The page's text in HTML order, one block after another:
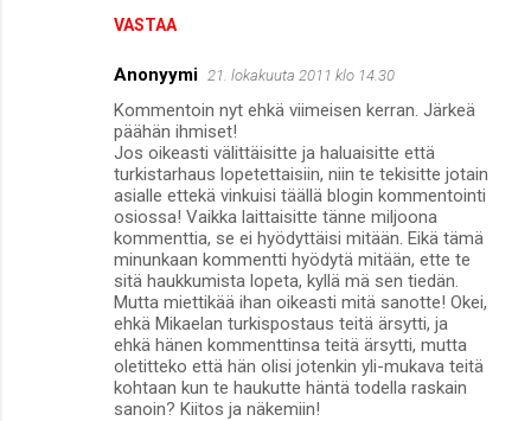
VASTAA
Anonyymi 21. lokakuuta 2011 klo 14.30
Kommentoin nyt ehkä viimeisen kerran. Järkeä
päähän ihmiset!
Jos oikeasti välittäisitte ja haluaisitte että
turkistarhaus lopetettaisiin, niin te tekisitte jotain
asialle ettekä vinkuisi täällä blogin kommentointi
osiossa! Vaikka laittaisitte tänne miljoona
kommenttia, se ei hyödyttäisi mitään. Eikä tämä
minunkaan kommentti hyödytä mitään, ette te
sitä haukkumista lopeta, kyllä mä sen tiedän.
Mutta miettikää ihan oikeasti mitä sanotte! Okei,
ehkä Mikaelan turkispostaus teitä ärsytti, ja
ehkä hänen kommenttinsa teitä ärsytti, mutta
oletitteko että hän olisi jotenkin yli-mukava teitä
kohtaan kun te haukutte häntä todella raskain
sanoin? Kiitos ja näkemiin!